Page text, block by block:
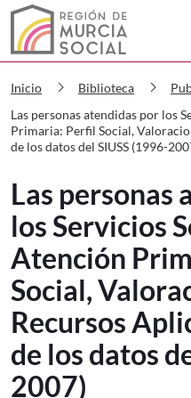
Murcia Social
Inicio chevron_right Biblioteca chevron_right
Las personas atendidas por los
Primaria: Perfil Social,
de los datos del SIUSS (1996-
Las personas
los Servicios
Atención
Social,
Recursos
de los datos
2007)